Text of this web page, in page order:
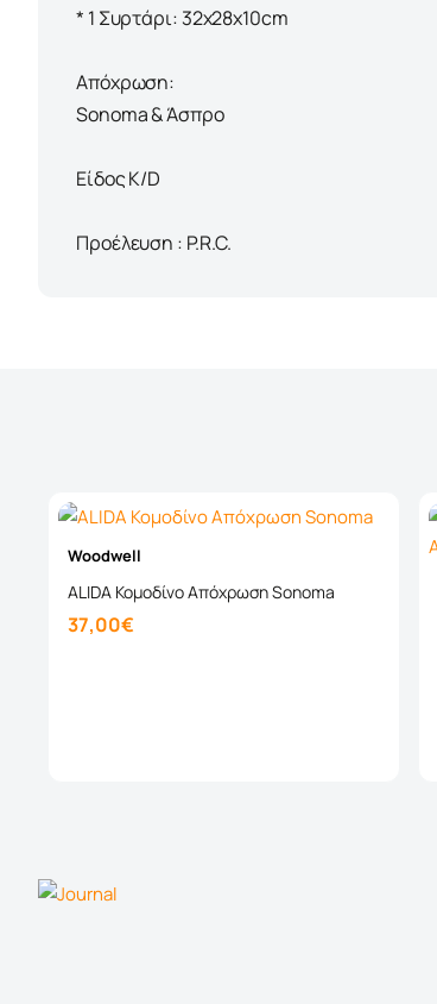
* 1 Συρτάρι: 32x28x10cm
Απόχρωση:
Sonoma & Άσπρο
Είδος K/D
Προέλευση : P.R.C.
Woodwell
ALIDA Κομοδίνο Απόχρωση Sonoma
37,00€